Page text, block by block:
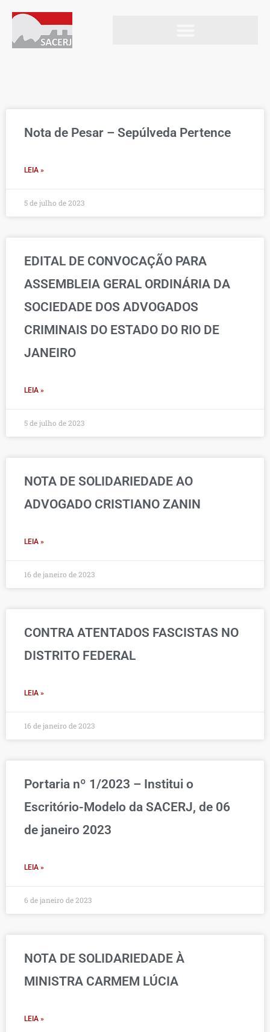
Nota de Pesar – Sepúlveda Pertence
LEIA »
5 de julho de 2023
EDITAL DE CONVOCAÇÃO PARA
ASSEMBLEIA GERAL ORDINÁRIA DA
SOCIEDADE DOS ADVOGADOS
CRIMINAIS DO ESTADO DO RIO DE
JANEIRO
LEIA »
5 de julho de 2023
NOTA DE SOLIDARIEDADE AO
ADVOGADO CRISTIANO ZANIN
LEIA »
16 de janeiro de 2023
CONTRA ATENTADOS FASCISTAS NO
DISTRITO FEDERAL
LEIA »
16 de janeiro de 2023
Portaria nº 1/2023 – Institui o
Escritório-Modelo da SACERJ, de 06
de janeiro 2023
LEIA »
6 de janeiro de 2023
NOTA DE SOLIDARIEDADE À
MINISTRA CARMEM LÚCIA
LEIA »